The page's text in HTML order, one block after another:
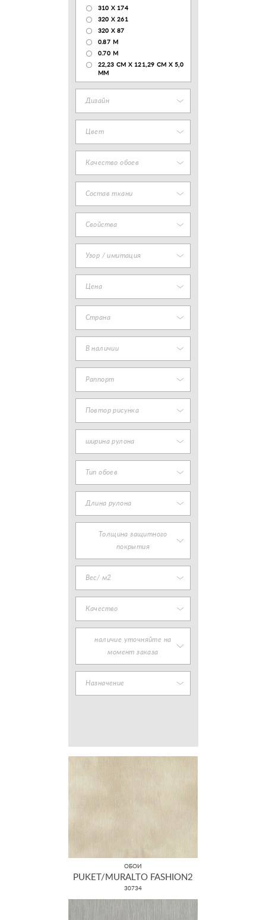
310 X 174
320 X 261
320 X 87
0.87 M
0.70 M
22,23 CM X 121,29 CM X 5,0
MM
Дизайн
Цвет
Качество обоев
Состав ткани
Свойства
Узор / имитация
Цена
Страна
В наличии
Раппорт
Повтор рисунка
ширина рулона
Тип обоев
Длина рулона
Толщина защитного
покрытия
Вес/ м2
Качество
наличие уточняйте на
момент заказа
Назначение
ОБОИ
PUKET/MURALTO FASHION2
30734